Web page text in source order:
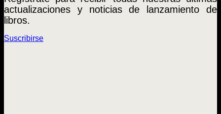
actualizaciones y noticias de lanzamiento de
libros.
Suscribirse